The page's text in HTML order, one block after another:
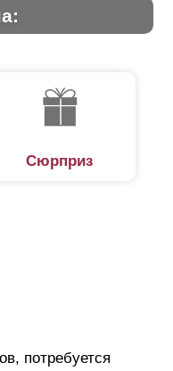
Сюрприз
потребуется